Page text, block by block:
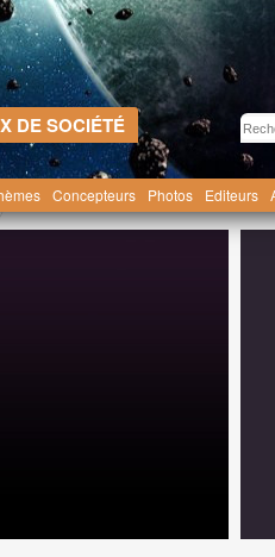
DE SOCIÉTÉ
Concepteurs Photos Editeurs